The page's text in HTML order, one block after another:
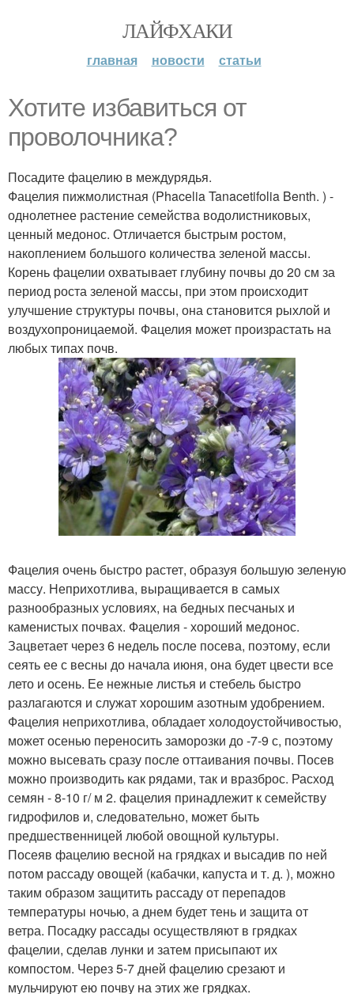
ЛАЙФХАКИ
главная новости статьи
Хотите избавиться от
проволочника?
Посадите фацелию в междурядья.
Фацелия пижмолистная (Phacеlia Tanacetifolia Benth. ) -
однолетнее растение семейства водолистниковых,
ценный медонос. Отличается быстрым ростом,
накоплением большого количества зеленой массы.
Корень фацелии охватывает глубину почвы до 20 см за
период роста зеленой массы, при этом происходит
улучшение структуры почвы, она становится рыхлой и
воздухопроницаемой. Фацелия может произрастать на
любых типах почв.
Фацелия очень быстро растет, образуя большую зеленую
массу. Неприхотлива, выращивается в самых
разнообразных условиях, на бедных песчаных и
каменистых почвах. Фацелия - хороший медонос.
Зацветает через 6 недель после посева, поэтому, если
сеять ее с весны до начала июня, она будет цвести все
лето и осень. Ее нежные листья и стебель быстро
разлагаются и служат хорошим азотным удобрением.
Фацелия неприхотлива, обладает холодоустойчивостью,
может осенью переносить заморозки до -7-9 с, поэтому
можно высевать сразу после оттаивания почвы. Посев
можно производить как рядами, так и вразброс. Расход
семян - 8-10 г/ м 2. фацелия принадлежит к семейству
гидрофилов и, следовательно, может быть
предшественницей любой овощной культуры.
Посеяв фацелию весной на грядках и высадив по ней
потом рассаду овощей (кабачки, капуста и т. д. ), можно
таким образом защитить рассаду от перепадов
температуры ночью, а днем будет тень и защита от
ветра. Посадку рассады осуществляют в грядках
фацелии, сделав лунки и затем присыпают их
компостом. Через 5-7 дней фацелию срезают и
мульчируют ею почву на этих же грядках.